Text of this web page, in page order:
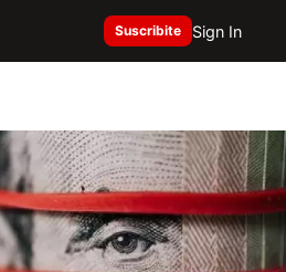
Suscribite Sign In